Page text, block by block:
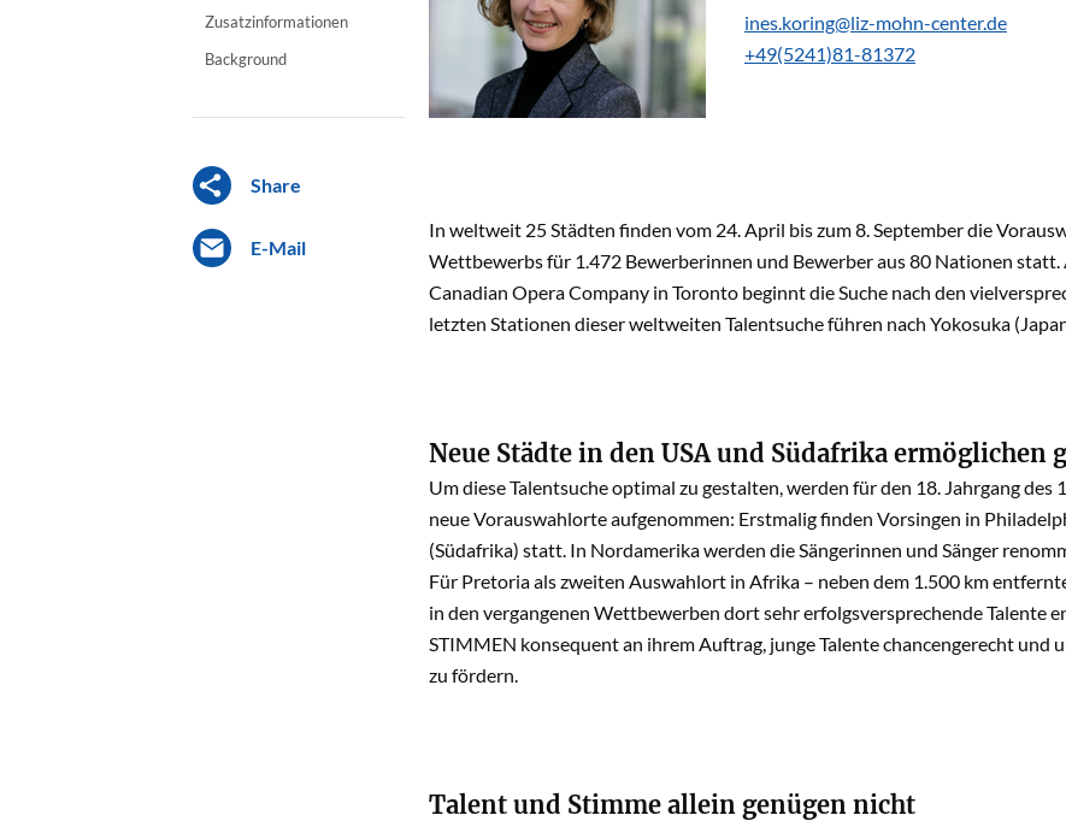
Zusatzinformationen
Background
Share
E-Mail
ines.koring@liz-mohn-center.de
+49(5241)81-81372
In weltweit 25 Städten finden vom 24. April bis zum 8. September die
Wettbewerbs für 1.472 Bewerberinnen und Bewerber aus 80 Nationen
Canadian Opera Company in Toronto beginnt die Suche nach den
letzten Stationen dieser weltweiten Talentsuche führen nach Yokosuka
Neue Städte in den USA und Südafrika ermöglichen
Um diese Talentsuche optimal zu gestalten, werden für den 18. Jahrgang
neue Vorauswahlorte aufgenommen: Erstmalig finden Vorsingen in
(Südafrika) statt. In Nordamerika werden die Sängerinnen und Sänger
Für Pretoria als zweiten Auswahlort in Afrika – neben dem 1.500 km
in den vergangenen Wettbewerben dort sehr erfolgsversprechende Talente
STIMMEN konsequent an ihrem Auftrag, junge Talente chancengerecht und
zu fördern.
Talent und Stimme allein genügen nicht